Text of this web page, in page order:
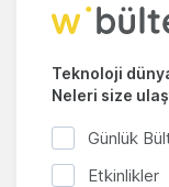
Teknoloji
Neleri size
Günlük
Etkinlikler